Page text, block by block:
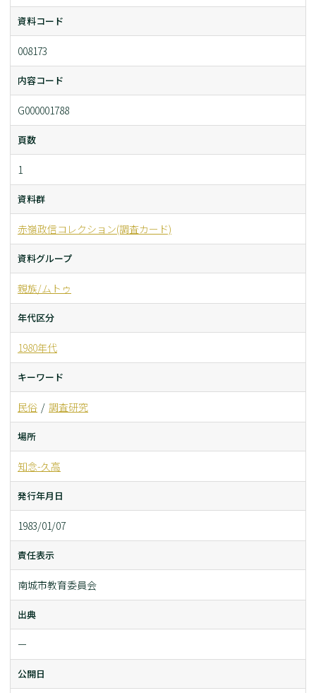
資料コード
008173
内容コード
G000001788
頁数
1
資料群
赤嶺政信コレクション(調査カード)
資料グループ
親族/ムトゥ
年代区分
1980年代
キーワード
民俗 調査研究
場所
知念-久高
発行年月日
1983/01/07
責任表示
南城市教育委員会
出典
ー
公開日